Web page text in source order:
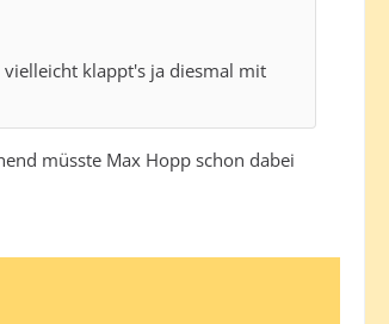
vielleicht klappt's ja diesmal mit
müsste Max Hopp schon dabei